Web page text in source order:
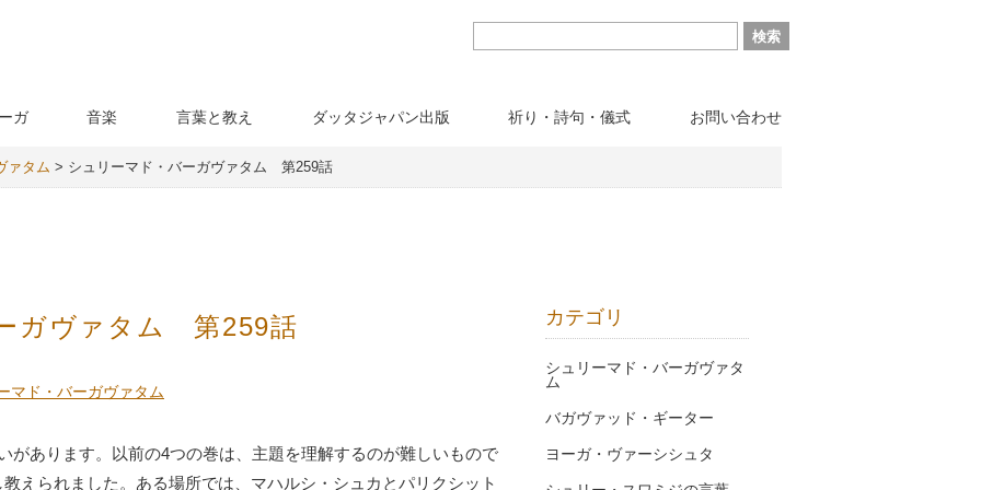
ガ 音楽 言葉と教え ダッタジャパン出版 祈り・詩句・儀式 お問い合わせ
ァタム > シュリーマド・バーガヴァタム 第259話
ガヴァタム 第259話
マド・バーガヴァタム
があります。以前の4つの巻は、主題を理解するのが難しいもので
えられました。ある場所では、マハルシ・シュカとパリクシット
カテゴリ
シュリーマド・バーガヴァタ
ム
バガヴァッド・ギーター
ヨーガ・ヴァーシシュタ